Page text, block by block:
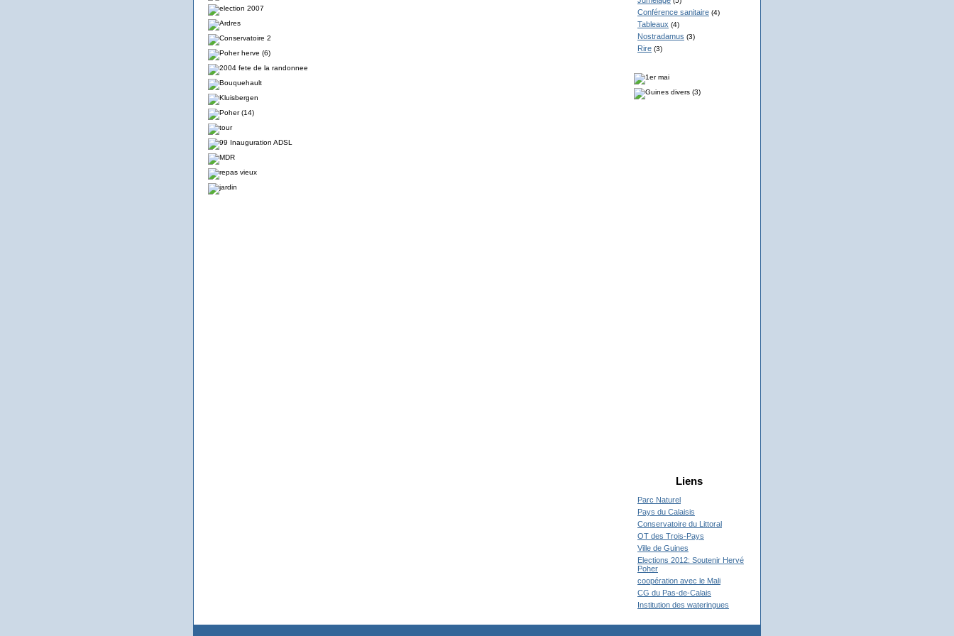
Conférence sanitaire (4)
Tableaux (4)
Nostradamus (3)
Rire (3)
Liens
Parc Naturel
Pays du Calaisis
Conservatoire du Littoral
OT des Trois-Pays
Ville de Guines
Elections 2012: Soutenir Hervé
Poher
coopération avec le Mali
CG du Pas-de-Calais
Institution des wateringues